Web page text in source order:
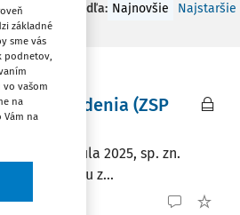
Zoradiť podľa: Najnovšie Najstaršie
odsúdenia (ZSP
z 2. júla 2025, sp. zn.
poriadku z...
základné
sme vás
podnetov,
vo vašom
na
Vám na